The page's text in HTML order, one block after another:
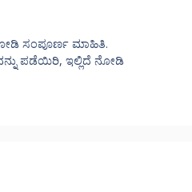
ಸಂಪೂರ್ಣ ಮಾಹಿತಿ.
ಪಡೆಯಿರಿ, ಇಲ್ಲಿದೆ ನೋಡಿ